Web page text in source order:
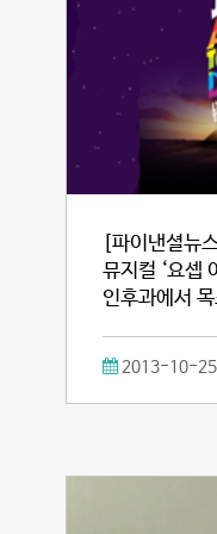
[파이낸셜뉴
뮤지컬 ‘요셉
인후과에서
2013-10-25